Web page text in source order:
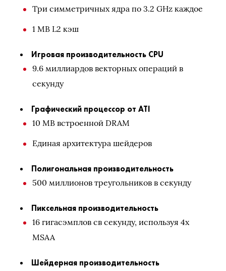
Три симметричных ядра по 3.2 GHz каждое
1 MB L2 кэш
Игровая производительность CPU
9.6 миллиардов векторных операций в
секунду
Графический процессор от ATI
10 MB встроенной DRAM
Единая архитектура шейдеров
Полигональная производительность
500 миллионов треугольников в секунду
Пиксельная производительность
16 гигасэмплов св секунду, используя 4x
MSAA
Шейдерная производительность